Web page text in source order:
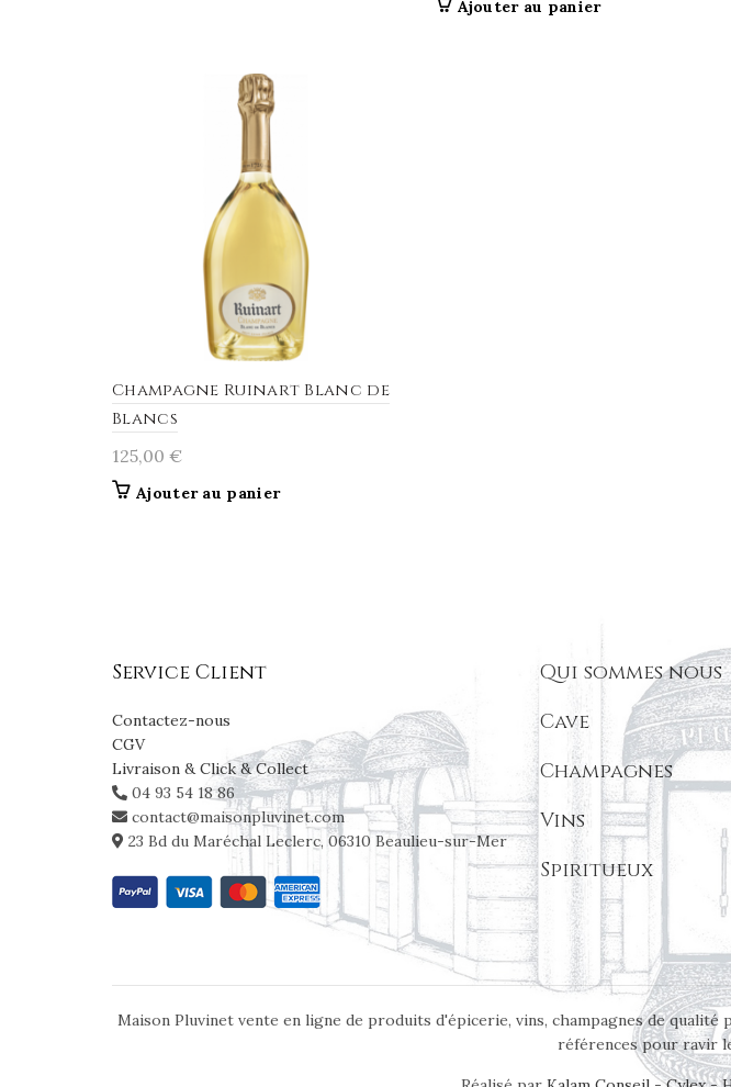
Ajouter au panier
Champagne Ruinart Blanc de
Blancs
125,00 €
Ajouter au panier
Service Client
Contactez-nous
CGV
Livraison & Click & Collect
04 93 54 18 86
contact@maisonpluvinet.com
23 Bd du Maréchal Leclerc, 06310 Beaulieu-sur-Mer
Qui sommes nous
Cave
Champagnes
Vins
Spiritueux
Maison Pluvinet vente en ligne de produits d'épicerie, vins, champagnes de
références pour ravir